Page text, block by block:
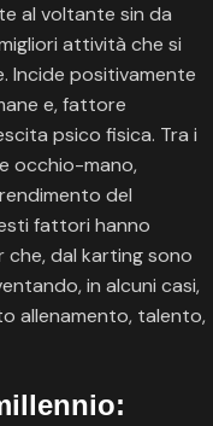
al voltante sin da
attività che si
Incide positivamente
e, fattore
psico fisica. Tra i
occhio-mano,
del
fattori hanno
dal karting sono
in alcuni casi,
allenamento, talento,